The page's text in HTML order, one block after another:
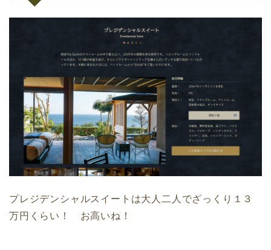
プレジデンシャルスイートは大人二人でざっくり１３
万円くらい！ お高いね！